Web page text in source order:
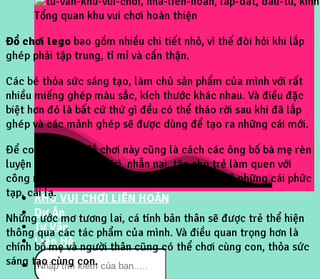
KHU VUI CHƠI LIÊN HOÀN
Dự Án
Tư Vấn
Liên Hệ
Tìm
kiếm:
Tổng quan khu vui chơi hoàn thiện
Đồ chơi lego bao gồm nhiều chi tiết nhỏ, vì thế đòi hỏi khi lắp
ghép phải tập trung, tỉ mỉ và cẩn thận.
Các bé thỏa sức sáng tạo, làm chủ sản phẩm của mình với rất
nhiều miếng ghép màu sắc, kích thước khác nhau. Và điều đặc
biệt hơn đó là bất cứ thứ gì đều có thể tháo rời sau khi đã lắp
ghép và các mảnh ghép sẽ được dùng để tạo ra những cái mới.
Để con sử dụng đồ chơi này cũng là cách các ông bố bà mẹ rèn
luyện cho trẻ sự kiên trì, nhẫn nại, tập cho trẻ làm quen với
công nghệ, cũng như thích thú với việc đam mê những cái phức
tạp, cái lạ.
Những ước mơ tương lai, cá tính bản thân sẽ được trẻ thể hiện
thông qua các tác phẩm của mình. Và điều quan trọng hơn là
chính bố mẹ và người thân cũng có thể chơi cùng con, thỏa sức
sáng tạo cùng con.